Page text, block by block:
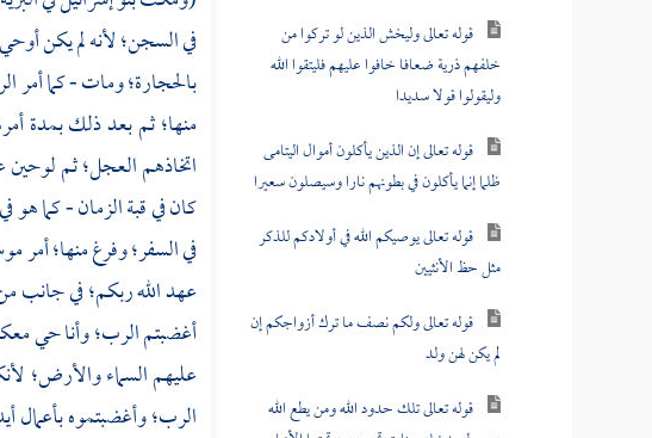
قوله تعالى وليخش الذين لو تركوا من
خلفهم ذرية ضعافا خافوا عليهم فليتقوا الله
وليقولوا قولا سديدا
قوله تعالى إن الذين يأكلون أموال اليتامى
ظلما إنما يأكلون في بطونهم نارا وسيصلون سعيرا
قوله تعالى يوصيكم الله في أولادكم للذكر
مثل حظ الأنثيين
قوله تعالى ولكم نصف ما ترك أزواجكم إن
لم يكن لهن ولد
قوله تعالى تلك حدود الله ومن يطع الله
في السجن؛ لأنه لم يكن
بالحجارة؛ ومات - كما أمر
منها؛ ثم بعد ذلك بمدة
اتخاذهم العجل؛ ثم
كان في قبة الزمان - كما هو
في السفر؛ وفرغ منها؛ أمر
عهد الله ربكم؛ في جانب
أغضبتم الرب؛ وأنا حي
عليهم السماء والأرض؛
الرب؛ وأغضبتموه بأعمال